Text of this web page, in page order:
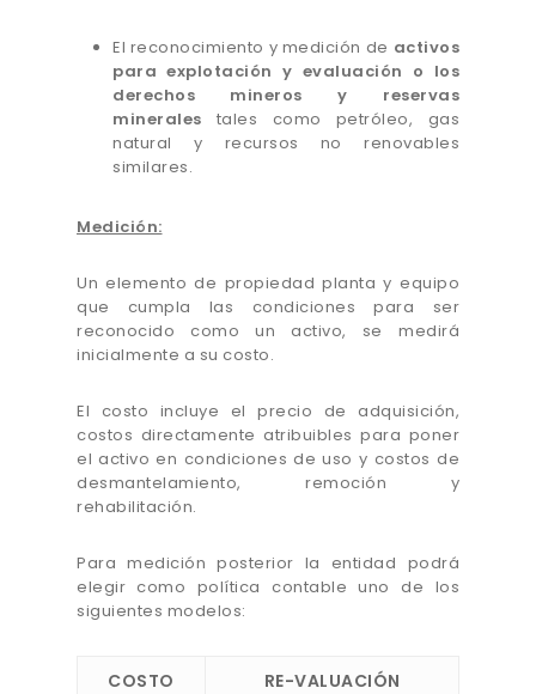
El reconocimiento y medición de activos
para explotación y evaluación o los
derechos mineros y reservas
minerales tales como petróleo, gas
natural y recursos no renovables
similares.
Medición:
Un elemento de propiedad planta y equipo
que cumpla las condiciones para ser
reconocido como un activo, se medirá
inicialmente a su costo.
El costo incluye el precio de adquisición,
costos directamente atribuibles para poner
el activo en condiciones de uso y costos de
desmantelamiento, remoción y
rehabilitación.
Para medición posterior la entidad podrá
elegir como política contable uno de los
siguientes modelos:
COSTO RE-VALUACIÓN